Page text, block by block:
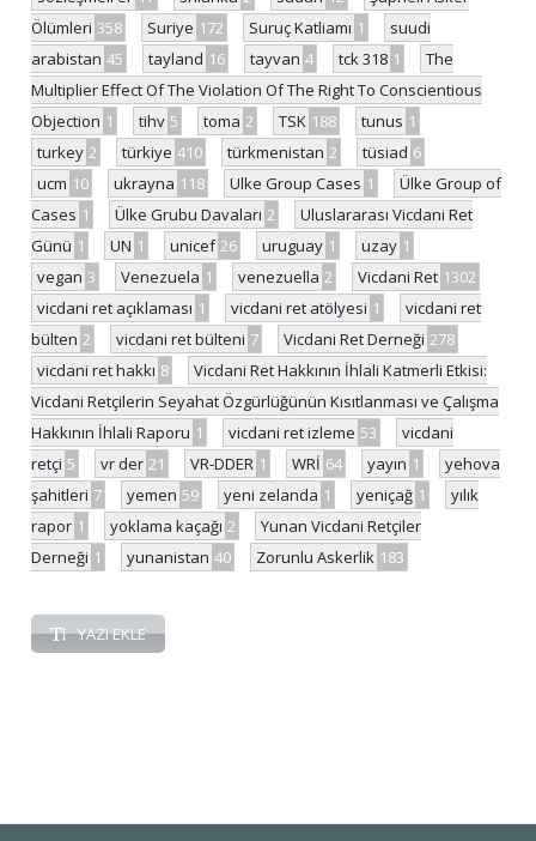
Ölümleri 358 Suriye 172 Suruç Katliamı 1
suudi
arabistan 45 tayland 16 tayvan 4 tck 318 1
The
Multiplier Effect Of The Violation Of The Right To Conscientious
Objection 1 tihv 5 toma 2 TSK 188 tunus 1
turkey 2 türkiye 410 türkmenistan 2 tüsiad 6
ucm 10 ukrayna 118 Ulke Group Cases 1
Ülke Group of
Cases 1 Ülke Grubu Davaları 2
Uluslararası Vicdani Ret
Günü 1 UN 1 unicef 26 uruguay 1 uzay 1
vegan 3 Venezuela 1 venezuella 2 Vicdani Ret 1302
vicdani ret açıklaması 1 vicdani ret atölyesi 1
vicdani ret
bülten 2 vicdani ret bülteni 7 Vicdani Ret Derneği 278
vicdani ret hakkı 8
Vicdani Ret Hakkının İhlali Katmerli Etkisi:
Vicdani Retçilerin Seyahat Özgürlüğünün Kısıtlanması ve Çalışma
Hakkının İhlali Raporu 1 vicdani ret izleme 53
vicdani
retçi 5 vr der 21 VR-DDER 1 WRİ 64 yayın 1
yehova
şahitleri 7 yemen 59 yeni zelanda 1 yeniçağ 1
yılık
rapor 1 yoklama kaçağı 2
Yunan Vicdani Retçiler
Derneği 1 yunanistan 40 Zorunlu Askerlik 183
YAZI EKLE